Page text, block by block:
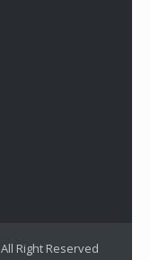
All Right Reserved